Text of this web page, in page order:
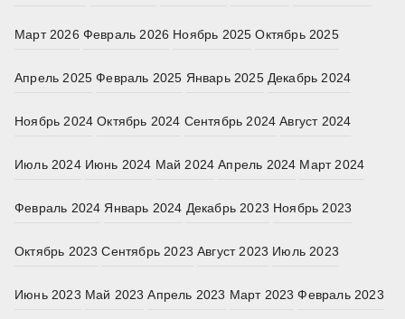
Март 2026 Февраль 2026 Ноябрь 2025 Октябрь 2025
Апрель 2025 Февраль 2025 Январь 2025 Декабрь 2024
Ноябрь 2024 Октябрь 2024 Сентябрь 2024 Август 2024
Июль 2024 Июнь 2024 Май 2024 Апрель 2024 Март 2024
Февраль 2024 Январь 2024 Декабрь 2023 Ноябрь 2023
Октябрь 2023 Сентябрь 2023 Август 2023 Июль 2023
Июнь 2023 Май 2023 Апрель 2023 Март 2023 Февраль 2023